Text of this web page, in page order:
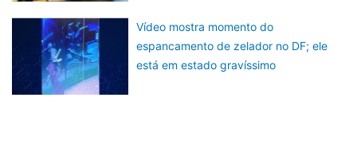
Vídeo mostra momento do
espancamento de zelador no DF; ele
está em estado gravíssimo